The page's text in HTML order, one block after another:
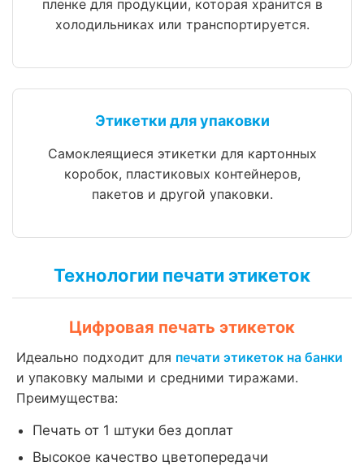
пленке для продукции, которая хранится в
холодильниках или транспортируется.
Этикетки для упаковки
Самоклеящиеся этикетки для картонных
коробок, пластиковых контейнеров,
пакетов и другой упаковки.
Технологии печати этикеток
Цифровая печать этикеток
Идеально подходит для печати этикеток на банки
и упаковку малыми и средними тиражами.
Преимущества:
Печать от 1 штуки без доплат
Высокое качество цветопередачи